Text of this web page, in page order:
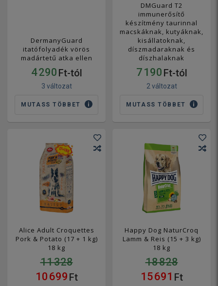
DermanyGuard
itatófolyadék vörös
madártetű atka ellen
4 290 Ft-tól
3 változat
MUTASS TÖBBET
DMGuard T2
immunerősítő
készítmény taurinnal
macskáknak, kutyáknak,
kisállatoknak,
díszmadaraknak és
díszhalaknak
7 190 Ft-tól
2 változat
MUTASS TÖBBET
Alice Adult Croquettes
Pork & Potato (17 + 1 kg)
18 kg
11 328
10 699 Ft
Happy Dog NaturCroq
Lamm & Reis (15 + 3 kg)
18 kg
18 828
15 691 Ft